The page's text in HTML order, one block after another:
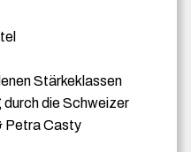
Stärkeklassen
die Schweizer
Petra Casty